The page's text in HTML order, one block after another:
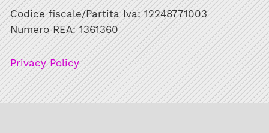
Codice fiscale/Partita Iva: 12248771003
Numero REA: 1361360
Privacy Policy